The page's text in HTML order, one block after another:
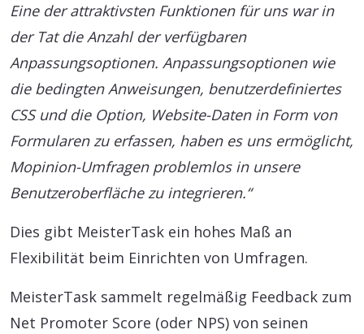
Eine der attraktivsten Funktionen für uns war in
der Tat die Anzahl der verfügbaren
Anpassungsoptionen. Anpassungsoptionen wie
die bedingten Anweisungen, benutzerdefiniertes
CSS und die Option, Website-Daten in Form von
Formularen zu erfassen, haben es uns ermöglicht,
Mopinion-Umfragen problemlos in unsere
Benutzeroberfläche zu integrieren.“
Dies gibt MeisterTask ein hohes Maß an
Flexibilität beim Einrichten von Umfragen.
MeisterTask sammelt regelmäßig Feedback zum
Net Promoter Score (oder NPS) von seinen